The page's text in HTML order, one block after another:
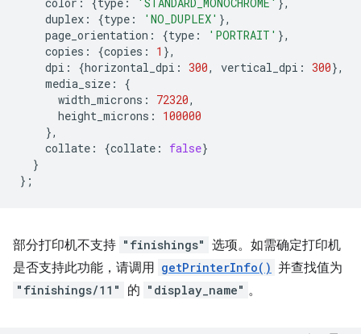
duplex : {type : 'NO_DUPLEX' },
page_orientation : {type : 'PORTRAIT' },
copies : {copies : 1 },
dpi : {horizontal_dpi : 300, vertical_dpi : 300},
media_size :
{
width_microns : 72320,
height_microns :
100000
},
collate : {collate : false}
}
};
部分打印机不支持 "finishings" 选项。如需确定打印机
是否支持此功能，请调用 getPrinterInfo() 并查找值为
"finishings/11" 的 "display_name" 。